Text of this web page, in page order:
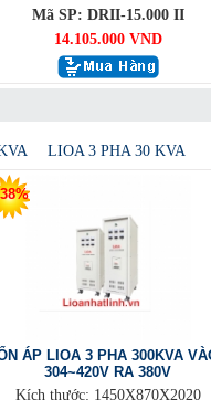
Mã SP: DRII-15.000 II
14.105.000 VND
LIOA 3 PHA 30 KVA
ÁP LIOA 3 PHA 300KVA
304~420V RA 380V
Kích thước: 1450X870X2020